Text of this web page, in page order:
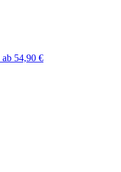
ab 54,90 €